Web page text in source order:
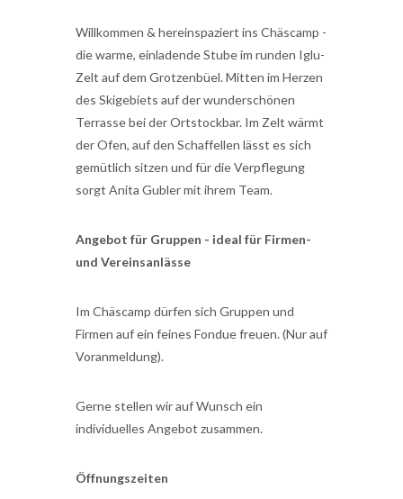
Willkommen & hereinspaziert ins Chäscamp -
die warme, einladende Stube im runden Iglu-
Zelt auf dem Grotzenbüel. Mitten im Herzen
des Skigebiets auf der wunderschönen
Terrasse bei der Ortstockbar. Im Zelt wärmt
der Ofen, auf den Schaffellen lässt es sich
gemütlich sitzen und für die Verpflegung
sorgt Anita Gubler mit ihrem Team.
Angebot für Gruppen - ideal für Firmen-
und Vereinsanlässe
Im Chäscamp dürfen sich Gruppen und
Firmen auf ein feines Fondue freuen. (Nur auf
Voranmeldung).
Gerne stellen wir auf Wunsch ein
individuelles Angebot zusammen.
Öffnungszeiten